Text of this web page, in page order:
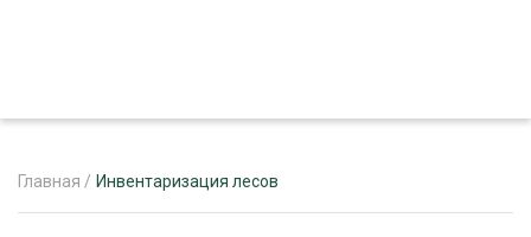
Главная / Инвентаризация лесов